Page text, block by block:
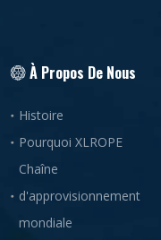
À Propos De Nous
Histoire
Pourquoi XLROPE
Chaîne
d'approvisionnement
mondiale